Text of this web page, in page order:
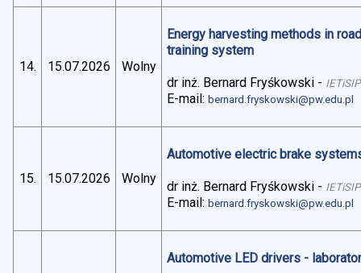
14. 15.07.2026 Wolny
Energy harvesting methods in
training system
dr inż. Bernard Fryśkowski - IETiSIP
E-mail:bernard.fryskowski@pw.edu.pl
15. 15.07.2026 Wolny
Automotive electric brake
dr inż. Bernard Fryśkowski - IETiSIP
E-mail:bernard.fryskowski@pw.edu.pl
Automotive LED drivers -